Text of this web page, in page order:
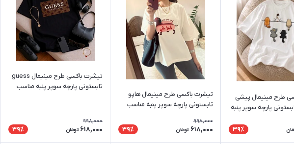
طرح مینیمال پیشی
چهار گربه تابستونی پارچه سوپر پنبه
و خانم ها
39٪
تیشرت باکسی طرح مینیمال هاپو
تابستونی پارچه سوپر پنبه مناسب
998,000
618,000 تومان 39٪
تیشرت باکسی طرح مینیمال guess
تابستونی پارچه سوپر پنبه مناسب
998,000
618,000 تومان 39٪